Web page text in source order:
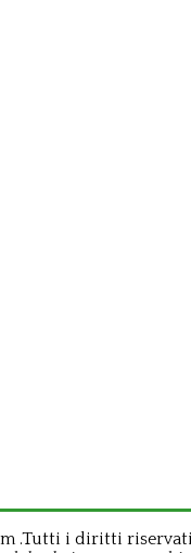
.Tutti i diritti